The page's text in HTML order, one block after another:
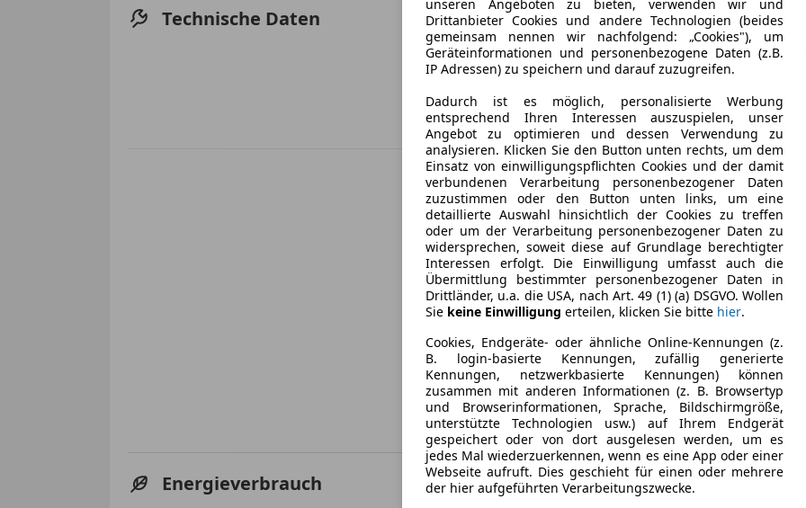
Technische Daten Leistung
74 kW
Getriebe
Hubraum
Gänge
6
Energieverbrauch Kraftstoff
unseren Angeboten zu bieten, verwenden wir und
Drittanbieter Cookies und andere Technologien (beides
gemeinsam nennen wir nachfolgend: „Cookies"), um
Geräteinformationen und personenbezogene Daten (z.B.
IP Adressen) zu speichern und darauf zuzugreifen.
Dadurch ist es möglich, personalisierte Werbung
entsprechend Ihren Interessen auszuspielen, unser
Angebot zu optimieren und dessen Verwendung zu
analysieren. Klicken Sie den Button unten rechts, um dem
Einsatz von einwilligungspflichten Cookies und der damit
verbundenen Verarbeitung personenbezogener Daten
zuzustimmen oder den Button unten links, um eine
detaillierte Auswahl hinsichtlich der Cookies zu treffen
oder um der Verarbeitung personenbezogener Daten zu
widersprechen, soweit diese auf Grundlage berechtigter
Interessen erfolgt. Die Einwilligung umfasst auch die
Übermittlung bestimmter personenbezogener Daten in
Drittländer, u.a. die USA, nach Art. 49 (1) (a) DSGVO. Wollen
Sie keine Einwilligung erteilen, klicken Sie bitte hier.
Cookies, Endgeräte- oder ähnliche Online-Kennungen (z.
B. login-basierte Kennungen, zufällig generierte
Kennungen, netzwerkbasierte Kennungen) können
zusammen mit anderen Informationen (z. B. Browsertyp
und Browserinformationen, Sprache, Bildschirmgröße,
unterstützte Technologien usw.) auf Ihrem Endgerät
gespeichert oder von dort ausgelesen werden, um es
jedes Mal wiederzuerkennen, wenn es eine App oder einer
Webseite aufruft. Dies geschieht für einen oder mehrere
der hier aufgeführten Verarbeitungszwecke.